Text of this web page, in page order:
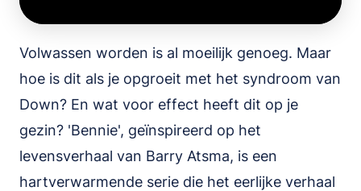
Volwassen worden is al moeilijk genoeg. Maar
hoe is dit als je opgroeit met het syndroom van
Down? En wat voor effect heeft dit op je
gezin? 'Bennie', geïnspireerd op het
levensverhaal van Barry Atsma, is een
hartverwarmende serie die het eerlijke verhaal